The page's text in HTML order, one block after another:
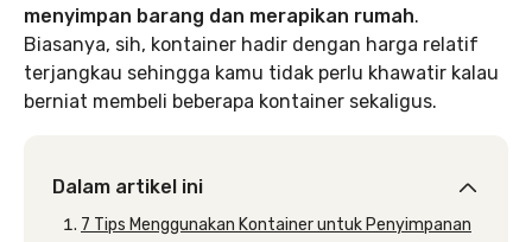
menyimpan barang dan merapikan rumah.
Biasanya, sih, kontainer hadir dengan harga relatif
terjangkau sehingga kamu tidak perlu khawatir kalau
berniat membeli beberapa kontainer sekaligus.
Dalam artikel ini
7 Tips Menggunakan Kontainer untuk Penyimpanan